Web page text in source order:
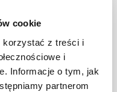
cookie
korzystać z treści i
i
Informacje o tym, jak
partnerom